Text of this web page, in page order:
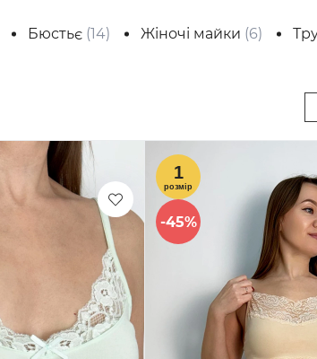
Бюстьє (14) Жіночі майки (6)
-45%